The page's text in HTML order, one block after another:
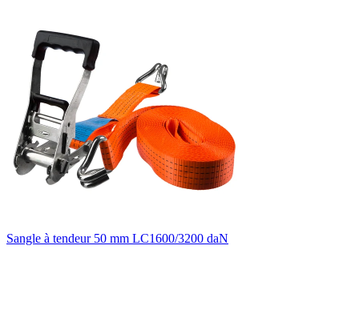
Sangle à tendeur 50 mm LC1600/3200 daN